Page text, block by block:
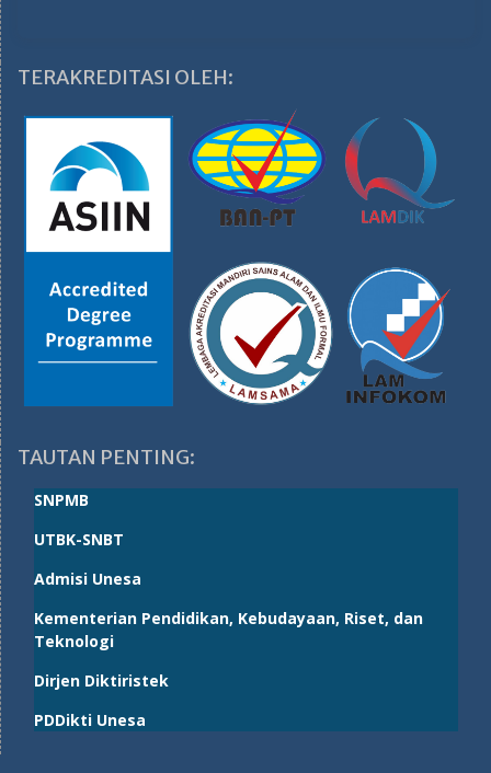
TERAKREDITASI OLEH:
TAUTAN PENTING:
SNPMB
UTBK-SNBT
Admisi Unesa
Kementerian Pendidikan, Kebudayaan, Riset, dan
Teknologi
Dirjen Diktiristek
PDDikti Unesa